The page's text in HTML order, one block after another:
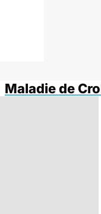
Maladie de